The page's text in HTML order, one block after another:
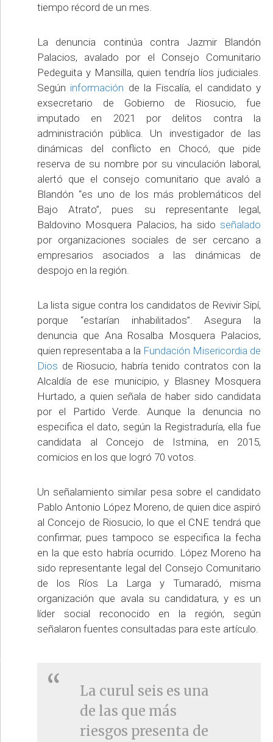
tiempo récord de un mes.
La denuncia continúa contra Jazmir Blandón
Palacios, avalado por el Consejo Comunitario
Pedeguita y Mansilla, quien tendría líos judiciales.
Según información de la Fiscalía, el candidato y
exsecretario de Gobierno de Riosucio, fue
imputado en 2021 por delitos contra la
administración pública. Un investigador de las
dinámicas del conflicto en Chocó, que pide
reserva de su nombre por su vinculación laboral,
alertó que el consejo comunitario que avaló a
Blandón “es uno de los más problemáticos del
Bajo Atrato”, pues su representante legal,
Baldovino Mosquera Palacios, ha sido señalado
por organizaciones sociales de ser cercano a
empresarios asociados a las dinámicas de
despojo en la región.
La lista sigue contra los candidatos de Revivir Sipí,
porque “estarían inhabilitados”. Asegura la
denuncia que Ana Rosalba Mosquera Palacios,
quien representaba a la Fundación Misericordia de
Dios de Riosucio, habría tenido contratos con la
Alcaldía de ese municipio, y Blasney Mosquera
Hurtado, a quien señala de haber sido candidata
por el Partido Verde. Aunque la denuncia no
especifica el dato, según la Registraduría, ella fue
candidata al Concejo de Istmina, en 2015,
comicios en los que logró 70 votos.
Un señalamiento similar pesa sobre el candidato
Pablo Antonio López Moreno, de quien dice aspiró
al Concejo de Riosucio, lo que el CNE tendrá que
confirmar, pues tampoco se especifica la fecha
en la que esto habría ocurrido. López Moreno ha
sido representante legal del Consejo Comunitario
de los Ríos La Larga y Tumaradó, misma
organización que avala su candidatura, y es un
líder social reconocido en la región, según
señalaron fuentes consultadas para este artículo.
La curul seis es una
de las que más
riesgos presenta de